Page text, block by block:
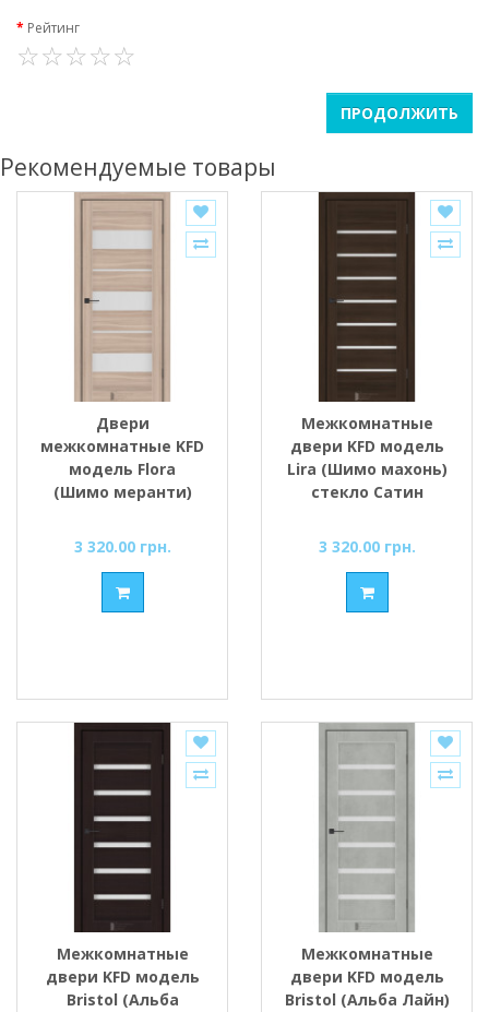
Рейтинг
ПРОДОЛЖИТЬ
Рекомендуемые товары
Двери
межкомнатные KFD
модель Flora
(Шимо меранти)
черным
3 320.00 грн.
Межкомнатные
двери KFD модель
Lira (Шимо махонь)
стекло Сатин
3 320.00 грн.
Межкомнатные
двери KFD модель
Bristol (Альба
Межкомнатные
двери KFD модель
Bristol (Альба Лайн)